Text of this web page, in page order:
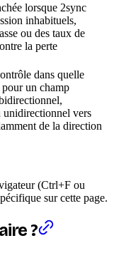
lorsque 2sync
inhabituels,
ou des taux de
la perte
dans quelle
un champ
vers
de la direction
(Ctrl+F ou
sur cette page.
?